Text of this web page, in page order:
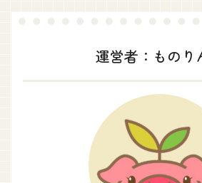
運営者：ものり